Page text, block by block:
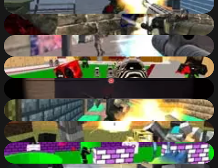
82%
Army Force Strike
81%
Guns Pro
73%
Pixel Toonfare 3D
79 %
Snipers Wars
%
Special Strike DLC 3
78%
Pixel Warfare 4 WebGL
86%
Paintball Fun: 3D pixel
77%